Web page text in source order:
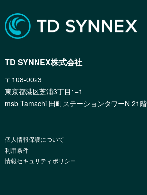
TD SYNNEX株式会社
〒108-0023
東京都港区芝浦3丁目1−1
msb Tamachi 田町ステーションタワーN 21階
個人情報保護について
利用条件
情報セキュリティポリシー